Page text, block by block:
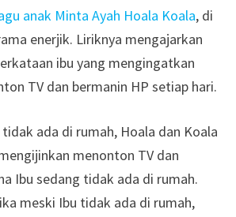
anak Minta Ayah Hoala Koala, di
enerjik. Liriknya mengajarkan
ibu yang mengingatkan
TV dan bermanin HP setiap hari.
ada di rumah, Hoala dan Koala
menonton TV dan
Ibu sedang tidak ada di rumah.
meski Ibu tidak ada di rumah,